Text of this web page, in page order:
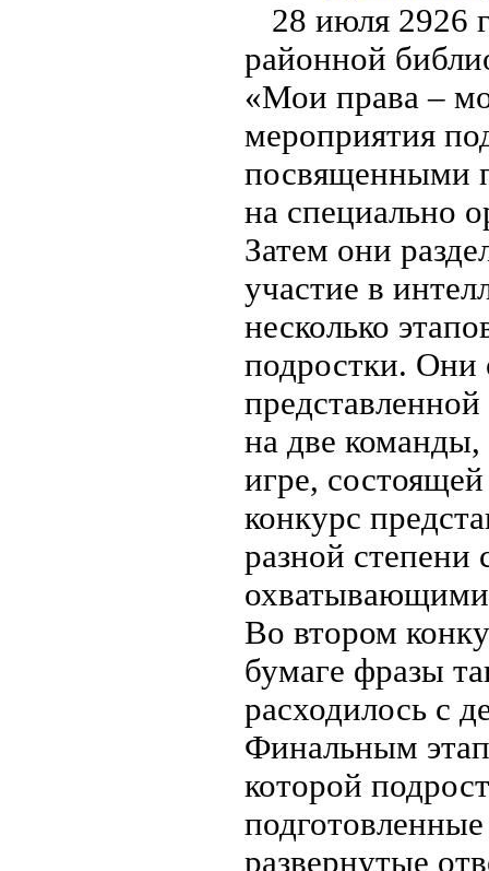
28 июля 2926
районной
«Мои права –
мероприятия
посвященными
на специально
Затем они
участие в
несколько
подростки. Они
на две команды,
игре,
конкурс
разной степени
Во втором
бумаге фразы
расходилось с
Финальным
которой
развернутые